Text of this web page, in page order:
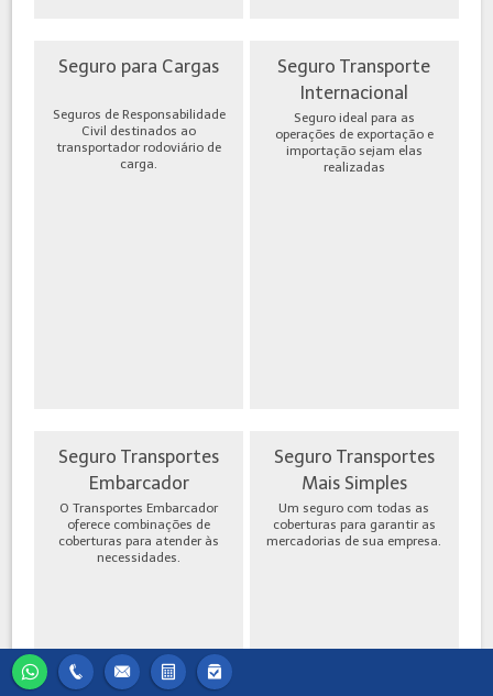
Seguro para Cargas
Seguros de Responsabilidade
Civil destinados ao
transportador rodoviário de
carga.
Seguro Transporte
Internacional
Seguro ideal para as
operações de exportação e
importação sejam elas
realizadas
Seguro Transportes
Embarcador
O Transportes Embarcador
oferece combinações de
coberturas para atender às
necessidades.
Seguro Transportes
Mais Simples
Um seguro com todas as
coberturas para garantir as
mercadorias de sua empresa.